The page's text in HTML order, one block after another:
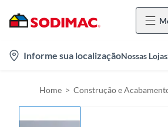
Informe sua localizaçãoNossas Lojas
Home Construção e